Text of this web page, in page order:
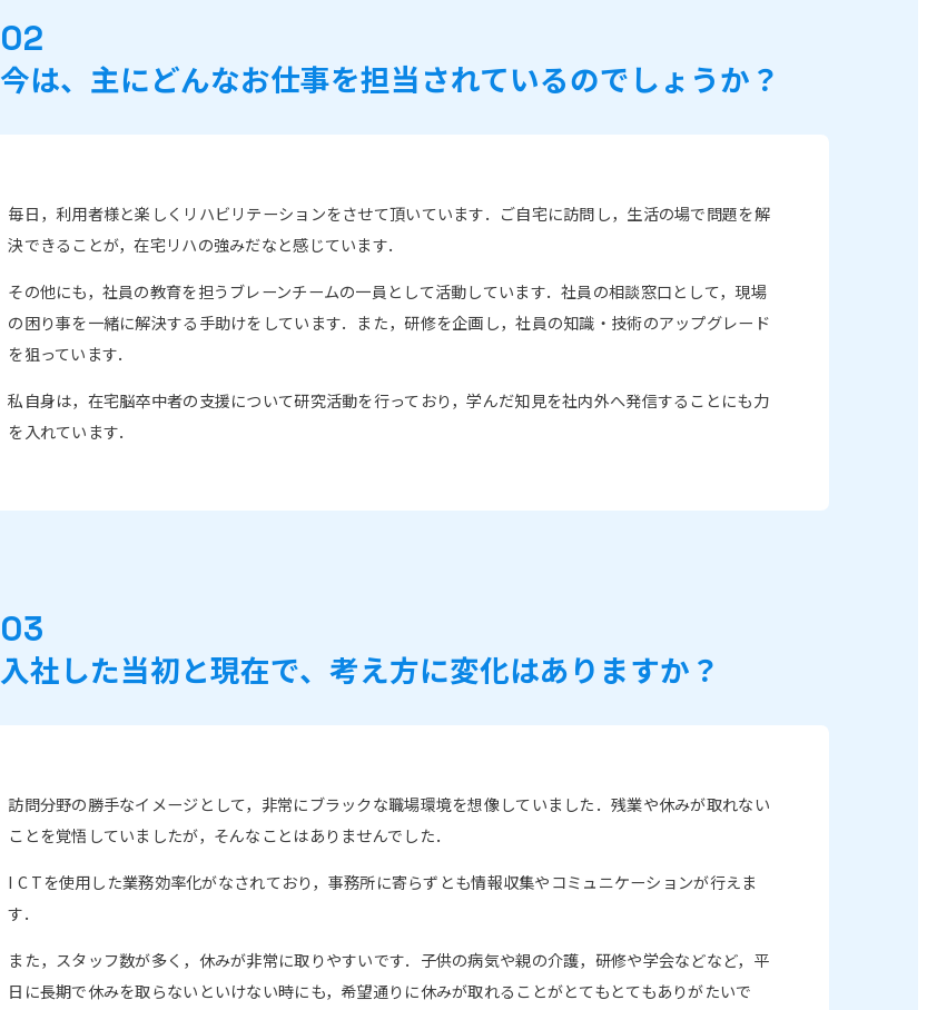
今は、主にどんなお仕事を担当されているのでしょうか？
毎日，利用者様と楽しくリハビリテーションをさせて頂いています．ご自宅に訪問し，生活の場で問題を解
決できることが，在宅リハの強みだなと感じています．
その他にも，社員の教育を担うブレーンチームの一員として活動しています．社員の相談窓口として，現場
の困り事を一緒に解決する手助けをしています．また，研修を企画し，社員の知識・技術のアップグレード
を狙っています．
私自身は，在宅脳卒中者の支援について研究活動を行っており，学んだ知見を社内外へ発信することにも力
を入れています．
入社した当初と現在で、考え方に変化はありますか？
訪問分野の勝手なイメージとして，非常にブラックな職場環境を想像していました．残業や休みが取れない
ことを覚悟していましたが，そんなことはありませんでした．
I C Tを使用した業務効率化がなされており，事務所に寄らずとも情報収集やコミュニケーションが行えま
す．
また，スタッフ数が多く，休みが非常に取りやすいです．子供の病気や親の介護，研修や学会などなど，平
日に長期で休みを取らないといけない時にも，希望通りに休みが取れることがとてもとてもありがたいで